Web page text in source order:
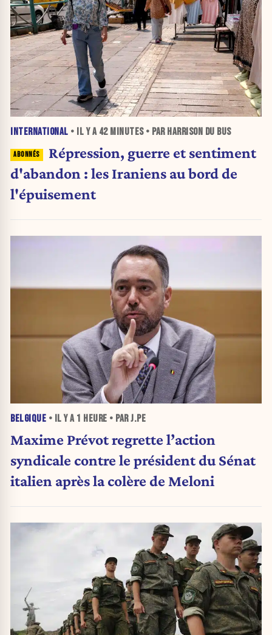
INTERNATIONAL • IL Y A 42 MINUTES• PAR HARRISON DU BUS
Répression, guerre et sentiment
d'abandon : les Iraniens au bord de
l'épuisement
BELGIQUE • IL Y A 1 HEURE • PAR J.PE
Maxime Prévot regrette l’action
syndicale contre le président du Sénat
italien après la colère de Meloni